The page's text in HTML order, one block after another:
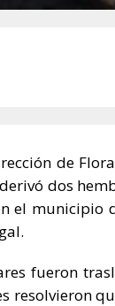
de
dos
el municipio
fueron
resolvieron